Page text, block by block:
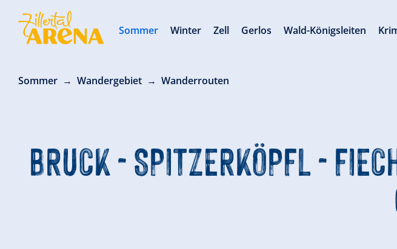
Sommer Wandergebiet Wanderrouten
BRUCK - SPITZERKÖPFL -
Sommer Winter Zell Gerlos Wald-Königsleiten